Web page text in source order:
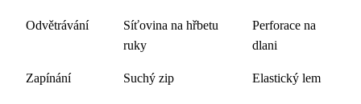
Odvětrávání
Síťovina na hřbetu
ruky
Perforace na
dlani
Zapínání Suchý zip Elastický lem